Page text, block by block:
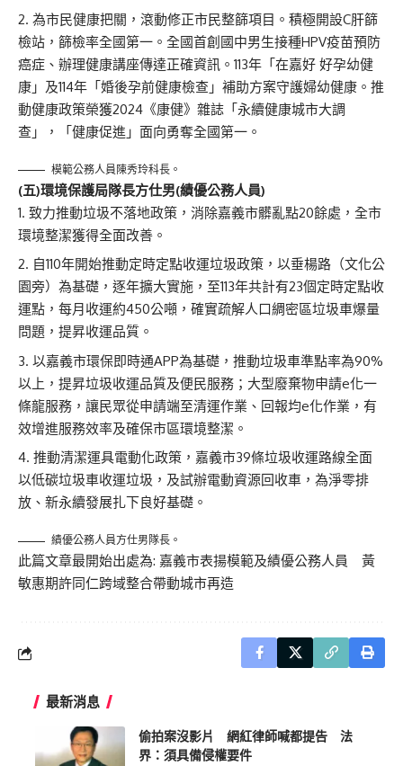
為市民健康把關，滾動修正市民整篩項目。積極開設C肝篩
檢站，篩檢率全國第一。全國首創國中男生接種HPV疫苗預防
癌症、辦理健康講座傳達正確資訊。113年「在嘉好 好孕幼健
康」及114年「婚後孕前健康檢查」補助方案守護婦幼健康。推
動健康政策榮獲2024《康健》雜誌「永續健康城市大調
查」，「健康促進」面向勇奪全國第一。
模範公務人員陳秀玲科長。
(五)環境保護局隊長方仕男(績優公務人員)
致力推動垃圾不落地政策，消除嘉義市髒亂點20餘處，全市
環境整潔獲得全面改善。
自110年開始推動定時定點收運垃圾政策，以垂楊路（文化公
園旁）為基礎，逐年擴大實施，至113年共計有23個定時定點收
運點，每月收運約450公噸，確實疏解人口綢密區垃圾車爆量
問題，提昇收運品質。
以嘉義市環保即時通APP為基礎，推動垃圾車準點率為90%
以上，提昇垃圾收運品質及便民服務；大型廢棄物申請e化一
條龍服務，讓民眾從申請端至清運作業、回報均e化作業，有
效增進服務效率及確保市區環境整潔。
推動清潔運具電動化政策，嘉義市39條垃圾收運路線全面
以低碳垃圾車收運垃圾，及試辦電動資源回收車，為淨零排
放、新永續發展扎下良好基礎。
績優公務人員方仕男隊長。
此篇文章最開始出處為: 嘉義市表揚模範及績優公務人員 黃
敏惠期許同仁跨域整合帶動城市再造
最新消息
偷拍案沒影片 網紅律師喊都提告 法
界：須具備侵權要件